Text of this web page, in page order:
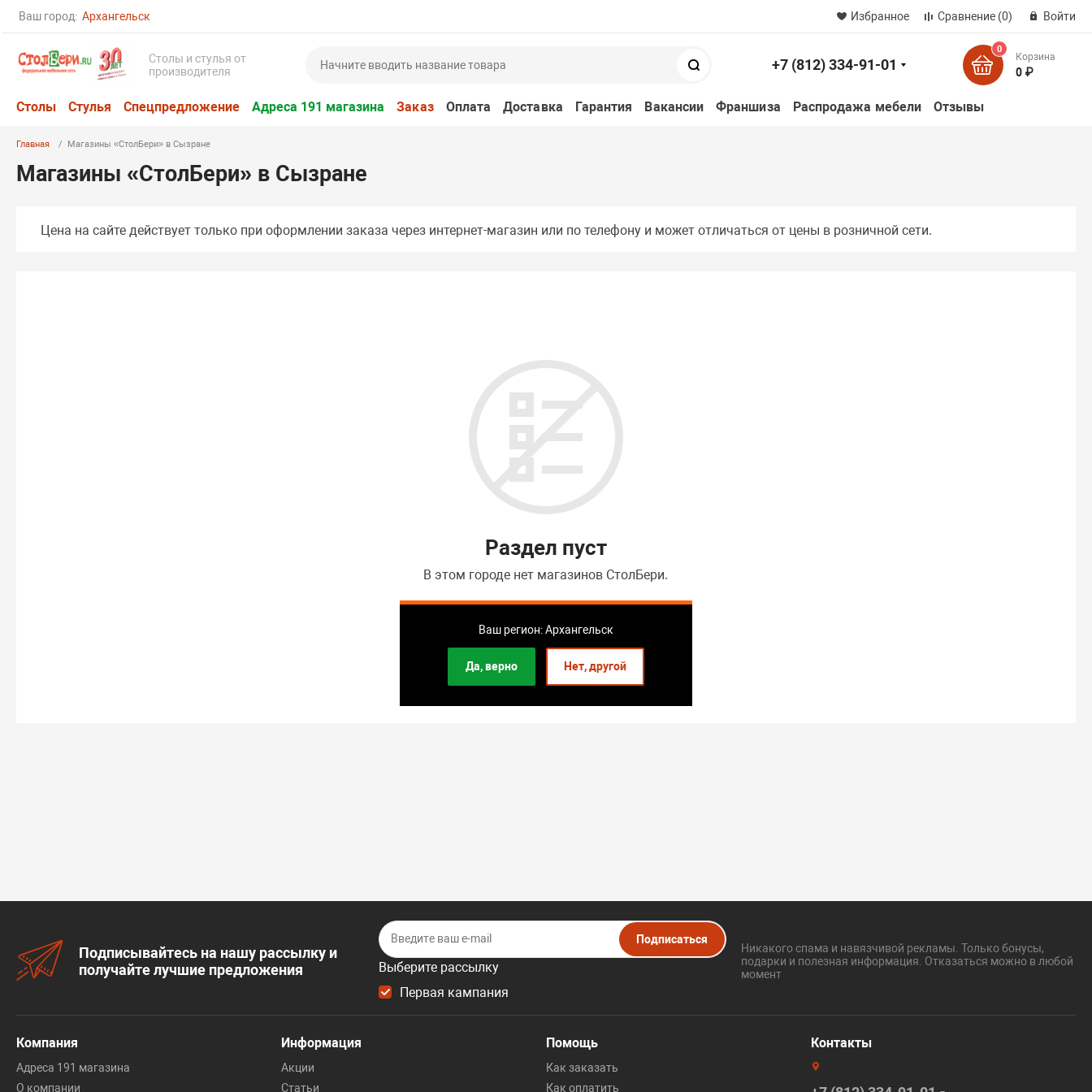
Ваш город: Архангельск
Ваш регион: Архангельск
Да, верно Нет, другой
Избранное Сравнение (0) Войти
Столы и стулья от
производителя
+7 (812) 334-91-01
0
Корзина
0 ₽
Столы Стулья Спецпредложение Адреса 191 магазина Заказ Оплата Доставка Гарантия Вакансии Франшиза Распродажа мебели Отзывы
Главная Магазины «СтолБери» в Сызране
Магазины «СтолБери» в Сызране
Цена на сайте действует только при оформлении заказа через интернет-магазин или по телефону и может отличаться от цены в розничной сети.
Раздел пуст
В этом городе нет магазинов СтолБери.
Подписывайтесь на нашу рассылку и
получайте лучшие предложения
Выберите рассылку
Первая кампания
Подписаться
Никакого спама и навязчивой рекламы. Только бонусы,
подарки и полезная информация. Отказаться можно в любой
момент
Компания
Адреса 191 магазина
О компании
Информация
Акции
Статьи
Помощь
Как заказать
Как оплатить
Контакты